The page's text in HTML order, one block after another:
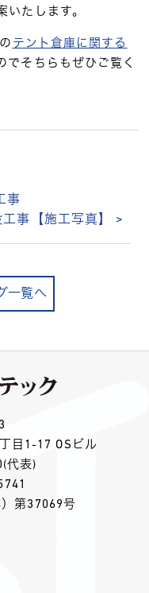
いたします。
テント倉庫に関する
でそちらもぜひご覧く
事
事【施工写真】 >
一覧へ
目1-17 OSビル
(代表)
第37069号